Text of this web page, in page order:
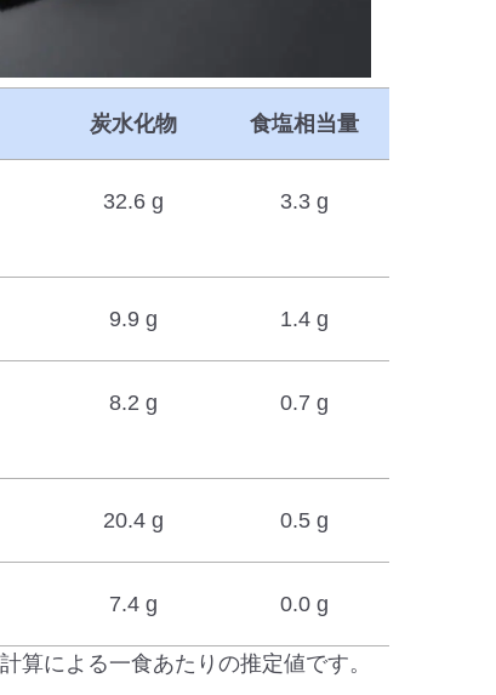
炭水化物 食塩相当量
32.6 g 3.3 g
9.9 g 1.4 g
8.2 g 0.7 g
20.4 g 0.5 g
7.4 g 0.0 g
算による一食あたりの推定値です。